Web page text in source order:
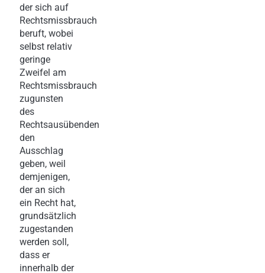
der sich auf
Rechtsmissbrauch
beruft, wobei
selbst relativ
geringe
Zweifel am
Rechtsmissbrauch
zugunsten
des
Rechtsausübenden
den
Ausschlag
geben, weil
demjenigen,
der an sich
ein Recht hat,
grundsätzlich
zugestanden
werden soll,
dass er
innerhalb der